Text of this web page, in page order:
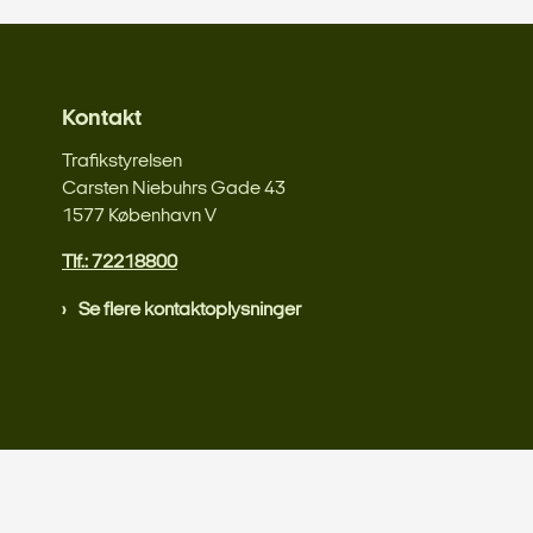
Kontakt
Trafikstyrelsen
Carsten Niebuhrs Gade 43
1577 København V
Tlf.: 72218800
Se flere kontaktoplysninger